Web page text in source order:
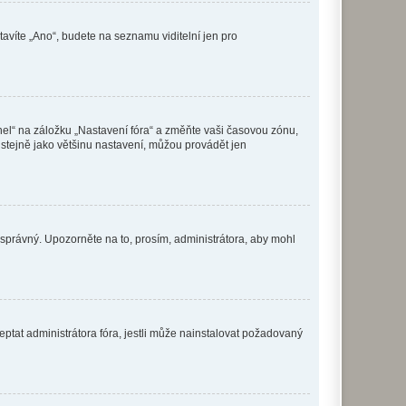
„Ano“, budete na seznamu viditelní jen pro
na záložku „Nastavení fóra“ a změňte vaši časovou zónu,
jako většinu nastavení, můžou provádět jen
Upozorněte na to, prosím, administrátora, aby mohl
administrátora fóra, jestli může nainstalovat požadovaný